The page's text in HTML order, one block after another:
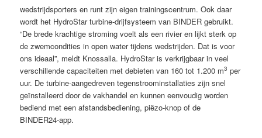
wedstrijdsporters en runt zijn eigen trainingscentrum. Ook daar
wordt het HydroStar turbine-drijfsysteem van BINDER gebruikt.
“De brede krachtige stroming voelt als een rivier en lijkt sterk op
de zwemcondities in open water tijdens wedstrijden. Dat is voor
ons ideaal”, meldt Knossalla. HydroStar is verkrijgbaar in veel
verschillende capaciteiten met debieten van 160 tot 1.200 m3 per
uur. De turbine-aangedreven tegenstroominstallaties zijn snel
geïnstalleerd door de vakhandel en kunnen eenvoudig worden
bediend met een afstandsbediening, piëzo-knop of de
BINDER24-app.